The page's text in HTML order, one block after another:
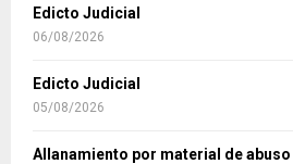
Edicto Judicial
06/08/2026
Edicto Judicial
05/08/2026
Allanamiento por material de